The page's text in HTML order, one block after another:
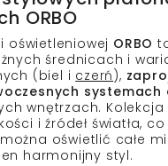
ORBO
oświetleniowej ORBO
średnicach i
(biel i czerń ),
systemach
wnętrzach.
i źródeł światła,
oświetlić całe
harmonijny styl.